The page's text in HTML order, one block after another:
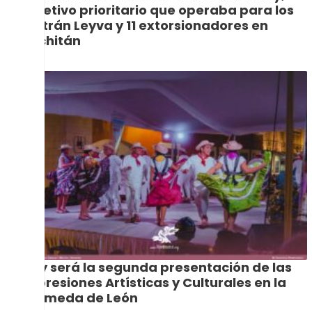
objetivo prioritario que operaba para los
Beltrán Leyva y 11 extorsionadores en
Juchitán
Hoy será la segunda presentación de las
Expresiones Artísticas y Culturales en la
Alameda de León